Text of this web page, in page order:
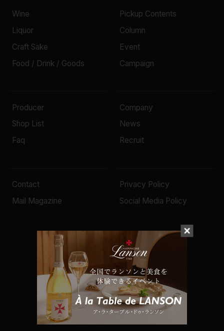
Wine
Liquor
Craft Sake
Food / Drink / Goods
Pickup Contents
Column
Event
Campaign
Producer
Shop List
Faq
Company
News
Recruit
Contact
Mail Magazine
Privacy Policy
Social Media Policy
© 2022 Mottox inc.